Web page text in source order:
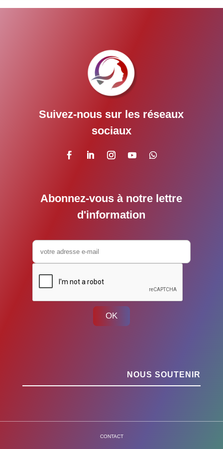
Suivez-nous sur les réseaux
sociaux
Abonnez-vous à notre lettre
d'information
OK
NOUS SOUTENIR
CONTACT